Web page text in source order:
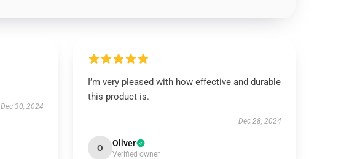
Dec 30, 2024
I’m very pleased with how effective and durable
this product is.
Dec 28, 2024
O Oliver
Verified owner